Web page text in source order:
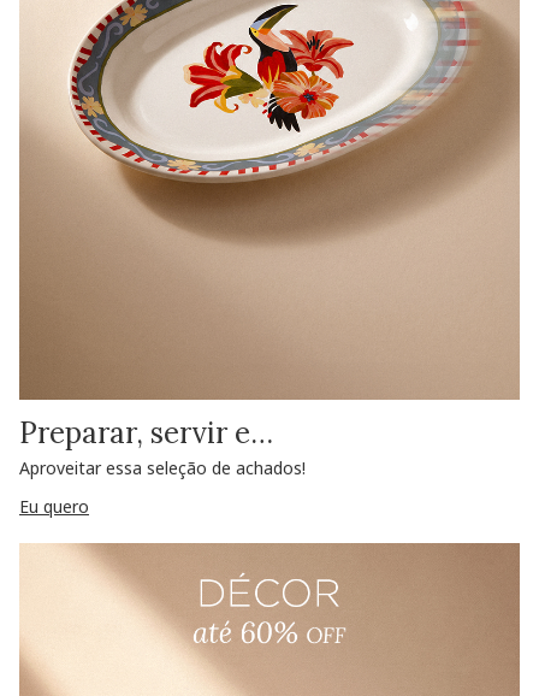
Preparar, servir e…
Aproveitar essa seleção de achados!
Eu quero